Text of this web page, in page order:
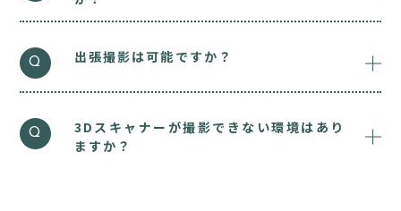
応可能です。
Q 出張撮影は可能ですか？
せください。
Q
3Dスキャナーが撮影できない環境はあり
ますか？